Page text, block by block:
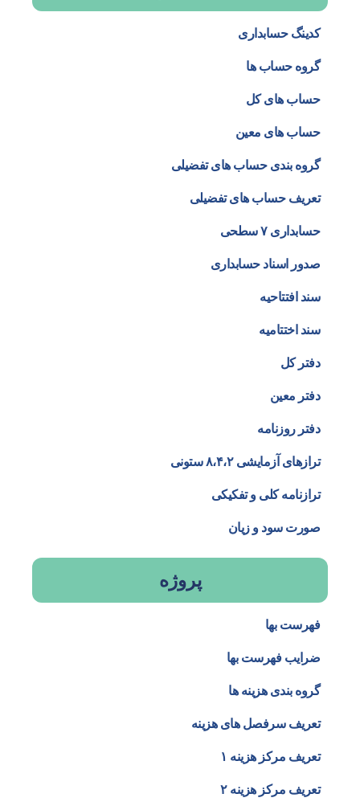
کدینگ حسابداری
گروه حساب ها
حساب های کل
حساب های معین
گروه بندی حساب های تفضیلی
تعریف حساب های تفضیلی
حسابداری ۷ سطحی
صدور اسناد حسابداری
سند افتتاحیه
سند اختتامیه
دفتر کل
دفتر معین
دفتر روزنامه
ترازهای آزمایشی ۸،۴،۲ ستونی
ترازنامه کلی و تفکیکی
صورت سود و زیان
پروژه
فهرست بها
ضرایب فهرست بها
گروه بندی هزینه ها
تعریف سرفصل های هزینه
تعریف مرکز هزینه ۱
تعریف مرکز هزینه ۲